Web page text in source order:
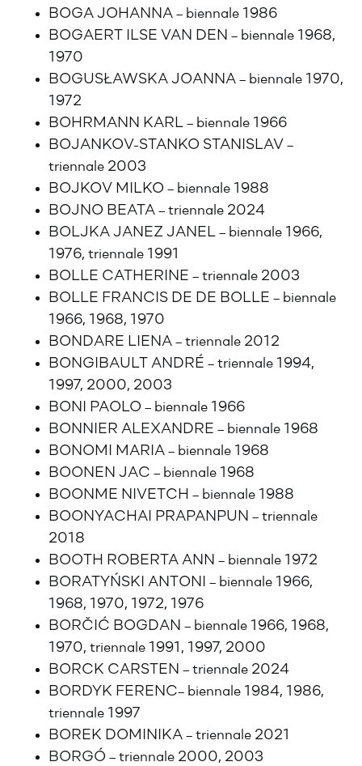
BOGA JOHANNA – biennale 1986
BOGAERT ILSE VAN DEN – biennale 1968,
1970
BOGUSŁAWSKA JOANNA – biennale 1970,
1972
BOHRMANN KARL – biennale 1966
BOJANKOV-STANKO STANISLAV –
triennale 2003
BOJKOV MILKO – biennale 1988
BOJNO BEATA – triennale 2024
BOLJKA JANEZ JANEL – biennale 1966,
1976, triennale 1991
BOLLE CATHERINE – triennale 2003
BOLLE FRANCIS DE DE BOLLE – biennale
1966, 1968, 1970
BONDARE LIENA – triennale 2012
BONGIBAULT ANDRÉ – triennale 1994,
1997, 2000, 2003
BONI PAOLO – biennale 1966
BONNIER ALEXANDRE – biennale 1968
BONOMI MARIA – biennale 1968
BOONEN JAC – biennale 1968
BOONME NIVETCH – biennale 1988
BOONYACHAI PRAPANPUN – triennale
2018
BOOTH ROBERTA ANN – biennale 1972
BORATYŃSKI ANTONI – biennale 1966,
1968, 1970, 1972, 1976
BORČIĆ BOGDAN – biennale 1966, 1968,
1970, triennale 1991, 1997, 2000
BORCK CARSTEN – triennale 2024
BORDYK FERENC– biennale 1984, 1986,
triennale 1997
BOREK DOMINIKA – triennale 2021
BORGÓ – triennale 2000, 2003